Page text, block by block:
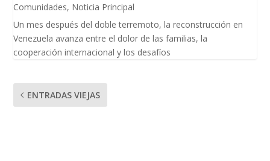
Comunidades, Noticia Principal
Un mes después del doble terremoto, la reconstrucción en
Venezuela avanza entre el dolor de las familias, la
cooperación internacional y los desafíos
ENTRADAS VIEJAS